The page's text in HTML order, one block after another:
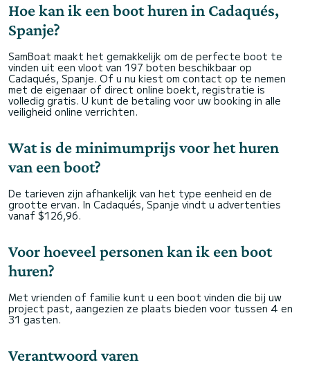
Hoe kan ik een boot huren in Cadaqués,
Spanje?
SamBoat maakt het gemakkelijk om de perfecte boot te
vinden uit een vloot van 197 boten beschikbaar op
Cadaqués, Spanje. Of u nu kiest om contact op te nemen
met de eigenaar of direct online boekt, registratie is
volledig gratis. U kunt de betaling voor uw booking in alle
veiligheid online verrichten.
Wat is de minimumprijs voor het huren
van een boot?
De tarieven zijn afhankelijk van het type eenheid en de
grootte ervan. In Cadaqués, Spanje vindt u advertenties
vanaf $126,96.
Voor hoeveel personen kan ik een boot
huren?
Met vrienden of familie kunt u een boot vinden die bij uw
project past, aangezien ze plaats bieden voor tussen 4 en
31 gasten.
Verantwoord varen